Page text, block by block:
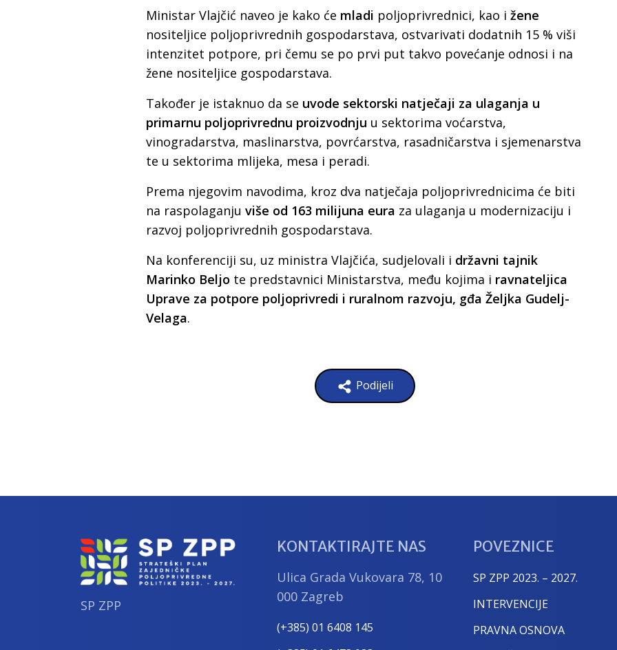
Ministar Vlajčić naveo je kako će mladi poljoprivrednici, kao i žene
nositeljice poljoprivrednih gospodarstava, ostvarivati dodatnih 15 % viši
intenzitet potpore, pri čemu se po prvi put takvo povećanje odnosi i na
žene nositeljice gospodarstava.
Također je istaknuo da se uvode sektorski natječaji za ulaganja u
primarnu poljoprivrednu proizvodnju u sektorima voćarstva,
vinogradarstva, maslinarstva, povrćarstva, rasadničarstva i sjemenarstva
te u sektorima mlijeka, mesa i peradi.
Prema njegovim navodima, kroz dva natječaja poljoprivrednicima će biti
na raspolaganju više od 163 milijuna eura za ulaganja u modernizaciju i
razvoj poljoprivrednih gospodarstava.
Na konferenciji su, uz ministra Vlajčića, sudjelovali i državni tajnik
Marinko Beljo te predstavnici Ministarstva, među kojima i ravnateljica
Uprave za potpore poljoprivredi i ruralnom razvoju, gđa Željka Gudelj-
Velaga.
Podijeli
SP ZPP
KONTAKTIRAJTE NAS
Ulica Grada Vukovara 78, 10
000 Zagreb
(+385) 01 6408 145
POVEZNICE
SP ZPP 2023. – 2027.
INTERVENCIJE
PRAVNA OSNOVA